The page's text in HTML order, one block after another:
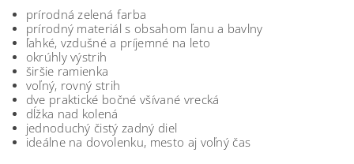
prírodná zelená farba
prírodný materiál s obsahom ľanu a bavlny
ľahké, vzdušné a príjemné na leto
okrúhly výstrih
širšie ramienka
voľný, rovný strih
dve praktické bočné všívané vrecká
dĺžka nad kolená
jednoduchý čistý zadný diel
ideálne na dovolenku, mesto aj voľný čas